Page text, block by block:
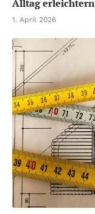
Alltag erleichtern
1. April 2026